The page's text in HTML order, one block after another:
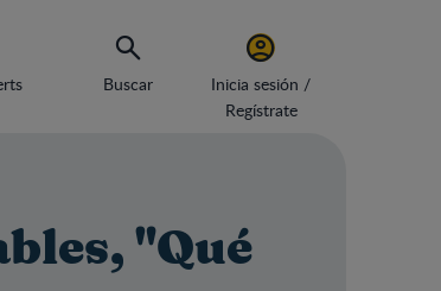
Buscar
Inicia sesión /
Regístrate
"Qué